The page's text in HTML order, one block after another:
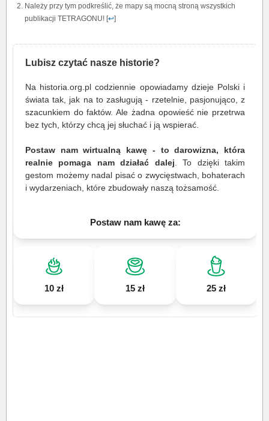
Należy przy tym podkreślić, że mapy są mocną stroną wszystkich
publikacji TETRAGONU! [↩]
Lubisz czytać nasze historie?
Na historia.org.pl codziennie opowiadamy dzieje Polski i
świata tak, jak na to zasługują - rzetelnie, pasjonująco, z
szacunkiem do faktów. Ale żadna opowieść nie przetrwa
bez tych, którzy chcą jej słuchać i ją wspierać.
Postaw nam wirtualną kawę - to darowizna, która
realnie pomaga nam działać dalej . To dzięki takim
gestom możemy nadal pisać o zwycięstwach, bohaterach
i wydarzeniach, które zbudowały naszą tożsamość.
Postaw nam kawę za:
10 zł 15 zł 25 zł